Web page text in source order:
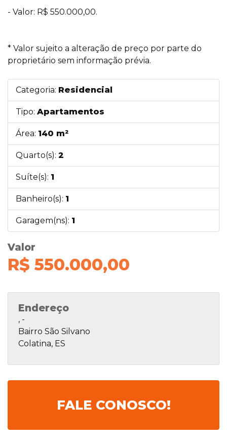
- Valor: R$ 550.000,00.
* Valor sujeito a alteração de preço por parte do
proprietário sem informação prévia.
Categoria: Residencial
Tipo: Apartamentos
Área: 140 m²
Quarto(s): 2
Suíte(s): 1
Banheiro(s): 1
Garagem(ns): 1
Valor
R$ 550.000,00
Endereço
, -
Bairro São Silvano
Colatina, ES
FALE CONOSCO!